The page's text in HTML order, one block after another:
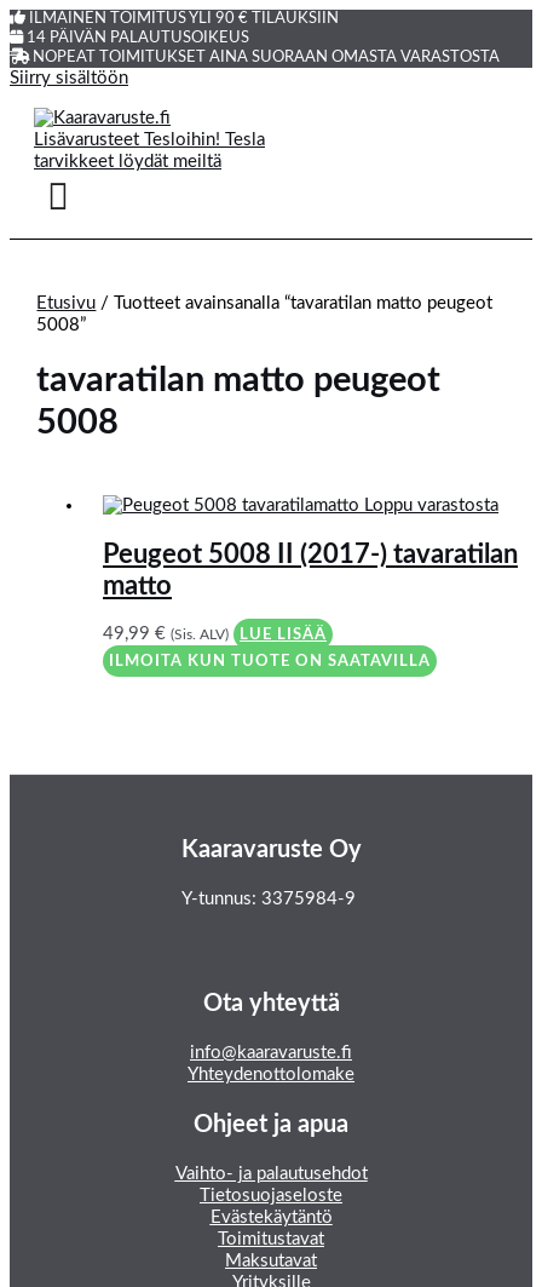
ILMAINEN TOIMITUS YLI 90 € TILAUKSIIN
14 PÄIVÄN PALAUTUSOIKEUS
NOPEAT TOIMITUKSET AINA SUORAAN OMASTA VARASTOSTA
Siirry sisältöön
Etusivu / Tuotteet avainsanalla “tavaratilan matto peugeot
5008”
tavaratilan matto peugeot
5008
Loppu varastosta
Peugeot 5008 II (2017-) tavaratilan
matto
49,99€ (Sis. ALV)
LUE LISÄÄ
ILMOITA KUN TUOTE ON SAATAVILLA
Kaaravaruste Oy
Y-tunnus: 3375984-9
Ota yhteyttä
info@kaaravaruste.fi
Yhteydenottolomake
Ohjeet ja apua
Vaihto- ja palautusehdot
Tietosuojaseloste
Evästekäytäntö
Toimitustavat
Maksutavat
Yrityksille